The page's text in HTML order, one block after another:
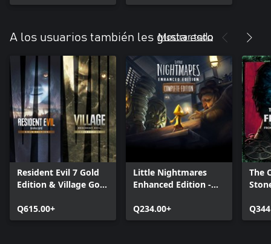
A los usuarios también les gusta esto
Mostrar todo
Resident Evil 7 Gold
Edition & Village Gold
Q615.00+
Little Nightmares
Enhanced Edition -
Q234.00+
The